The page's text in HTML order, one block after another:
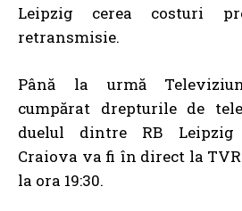
Leipzig cerea costuri
retransmisie.
Până la urmă
cumpărat drepturile de
duelul dintre RB
Craiova va fi în direct la TVR
la ora 19:30.